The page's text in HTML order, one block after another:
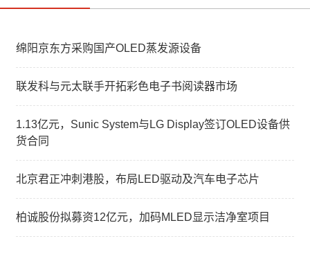
绵阳京东方采购国产OLED蒸发源设备
联发科与元太联手开拓彩色电子书阅读器市场
1.13亿元，Sunic System与LG Display签订OLED设备供
货合同
北京君正冲刺港股，布局LED驱动及汽车电子芯片
柏诚股份拟募资12亿元，加码MLED显示洁净室项目